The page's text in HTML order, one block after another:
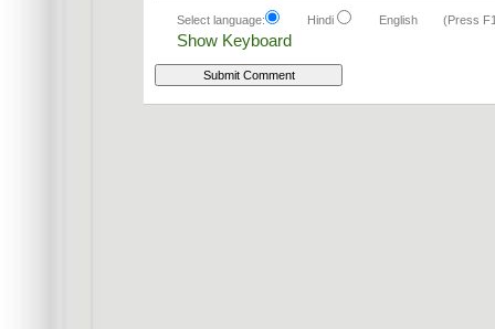
Select language: Hindi English (Press
Show Keyboard